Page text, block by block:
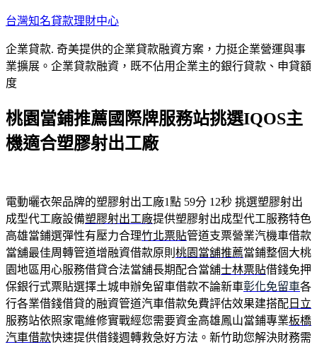
跳
主
要
內
台灣知名貸款理財中心
企業貸款. 奇美提供的企業貸款融資方案，力挺企業營運與事
業擴展。企業貸款融資，既不佔用企業主的銀行貸款、申貸額
度
桃園當鋪推薦國際牌服務站挑選IQOS主
機適合塑膠射出工廠
電動曬衣架品牌的塑膠射出工廠1點 59分 12秒 挑選塑膠射出
成型代工廠設備塑膠射出工廠提供塑膠射出成型代工服務特色
高雄當鋪選彈性有壓力合理竹北票貼管道支票營業汽機車借款
當舖最佳周轉管道增融資借款原則 桃園當舖推薦當鋪整個大桃
園地區用心服務借貸合法當舖長期配合當舖士林票貼借錢免押
保銀行式票貼選擇土城申辦免留車借款不論新車彰化免留車各
行各業借錢借貸的融資管道汽車借款免費評估效果建搭配 日立
服務站依照家電維修實戰經您需要資金高雄鳳山當鋪專業板橋
汽車借款快速提供借錢週轉救急好方法。新竹助您解決財務需